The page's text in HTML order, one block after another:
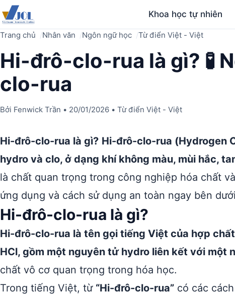
Khoa học tự nhiên
Trang chủ Nhân văn Ngôn ngữ học Từ điển Việt - Việt
Hi-đrô-clo-rua là gì? 🧪
clo-rua
Bởi Fenwick Trần • 20/01/2026 • Từ điển Việt - Việt
Hi-đrô-clo-rua là gì? Hi-đrô-clo-rua (Hydrogen
hydro và clo, ở dạng khí không màu, mùi hắc,
là chất quan trọng trong công nghiệp hóa chất
ứng dụng và cách sử dụng an toàn ngay bên
Hi-đrô-clo-rua là gì?
Hi-đrô-clo-rua là tên gọi tiếng Việt của hợp
HCl, gồm một nguyên tử hydro liên kết với một
chất vô cơ quan trọng trong hóa học.
Trong tiếng Việt, từ “Hi-đrô-clo-rua” có các